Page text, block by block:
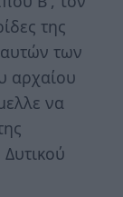
της
των
αρχαίου
να